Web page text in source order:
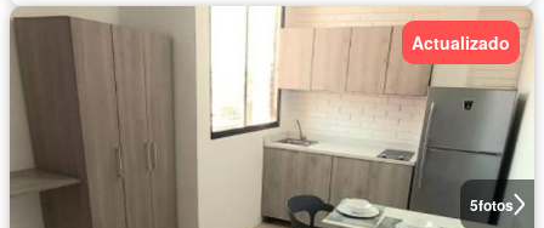
5fotos
Actualizado